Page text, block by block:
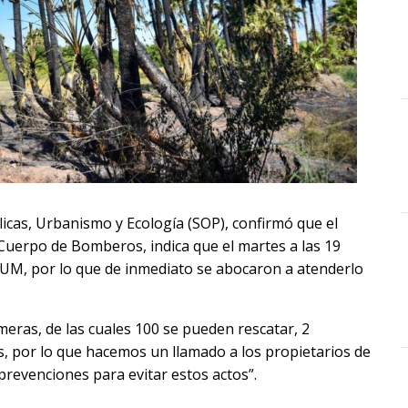
Urbanismo y Ecología (SOP), confirmó que el
de Bomberos, indica que el martes a las 19
por lo que de inmediato se abocaron a atenderlo
de las cuales 100 se pueden rescatar, 2
por lo que hacemos un llamado a los propietarios de
para evitar estos actos”.